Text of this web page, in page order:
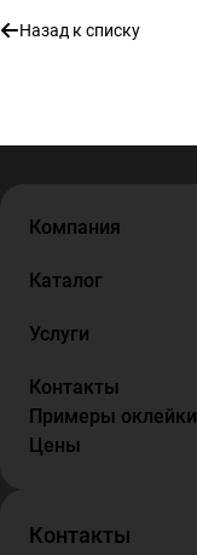
Назад к списку
Компания
Каталог
Услуги
Контакты
Примеры оклейки
Цены
Контакты